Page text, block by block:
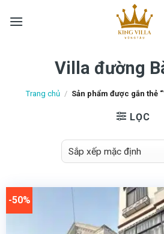
Villa đường
Trang chủ / Sản phẩm được gắn thẻ
LỌC
-50%